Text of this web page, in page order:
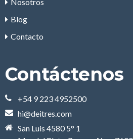
Blog
Contacto
Contáctenos
+54 9 223 4952500
hi@deitres.com
San Luis 4580 5° 1